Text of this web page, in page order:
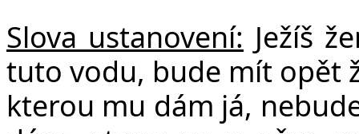
Slova ustanovení: Ježíš
tuto vodu, bude mít opět
kterou mu dám já,